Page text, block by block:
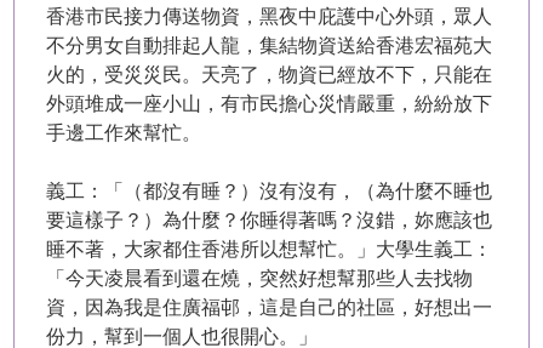
香港市民接力傳送物資，黑夜中庇護中心外頭，眾人
不分男女自動排起人龍，集結物資送給香港宏福苑大
火的，受災災民。天亮了，物資已經放不下，只能在
外頭堆成一座小山，有市民擔心災情嚴重，紛紛放下
手邊工作來幫忙。
義工：「（都沒有睡？）沒有沒有，（為什麼不睡也
要這樣子？）為什麼？你睡得著嗎？沒錯，妳應該也
睡不著，大家都住香港所以想幫忙。」大學生義工：
「今天凌晨看到還在燒，突然好想幫那些人去找物
資，因為我是住廣福邨，這是自己的社區，好想出一
份力，幫到一個人也很開心。」